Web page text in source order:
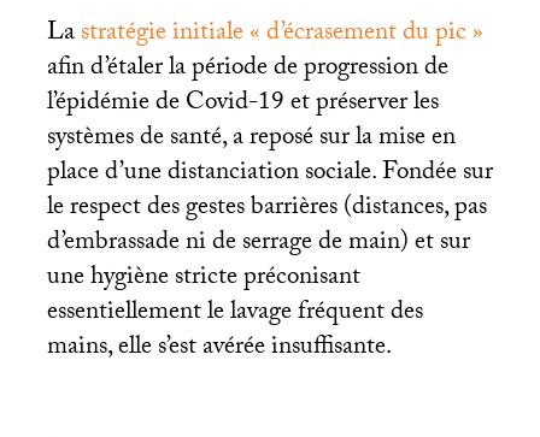
Lastratégie initiale «d’écrasement du pic»
afin d’étaler la période de progression de
l’épidémie de Covid-19 et préserver les
systèmes de santé, a reposé sur la mise en
place d’une distanciation sociale. Fondée sur
le respect des gestes barrières (distances, pas
d’embrassade ni de serrage de main) et sur
une hygiène stricte préconisant
essentiellement le lavage fréquent des
mains, elle s’est avérée insuffisante.